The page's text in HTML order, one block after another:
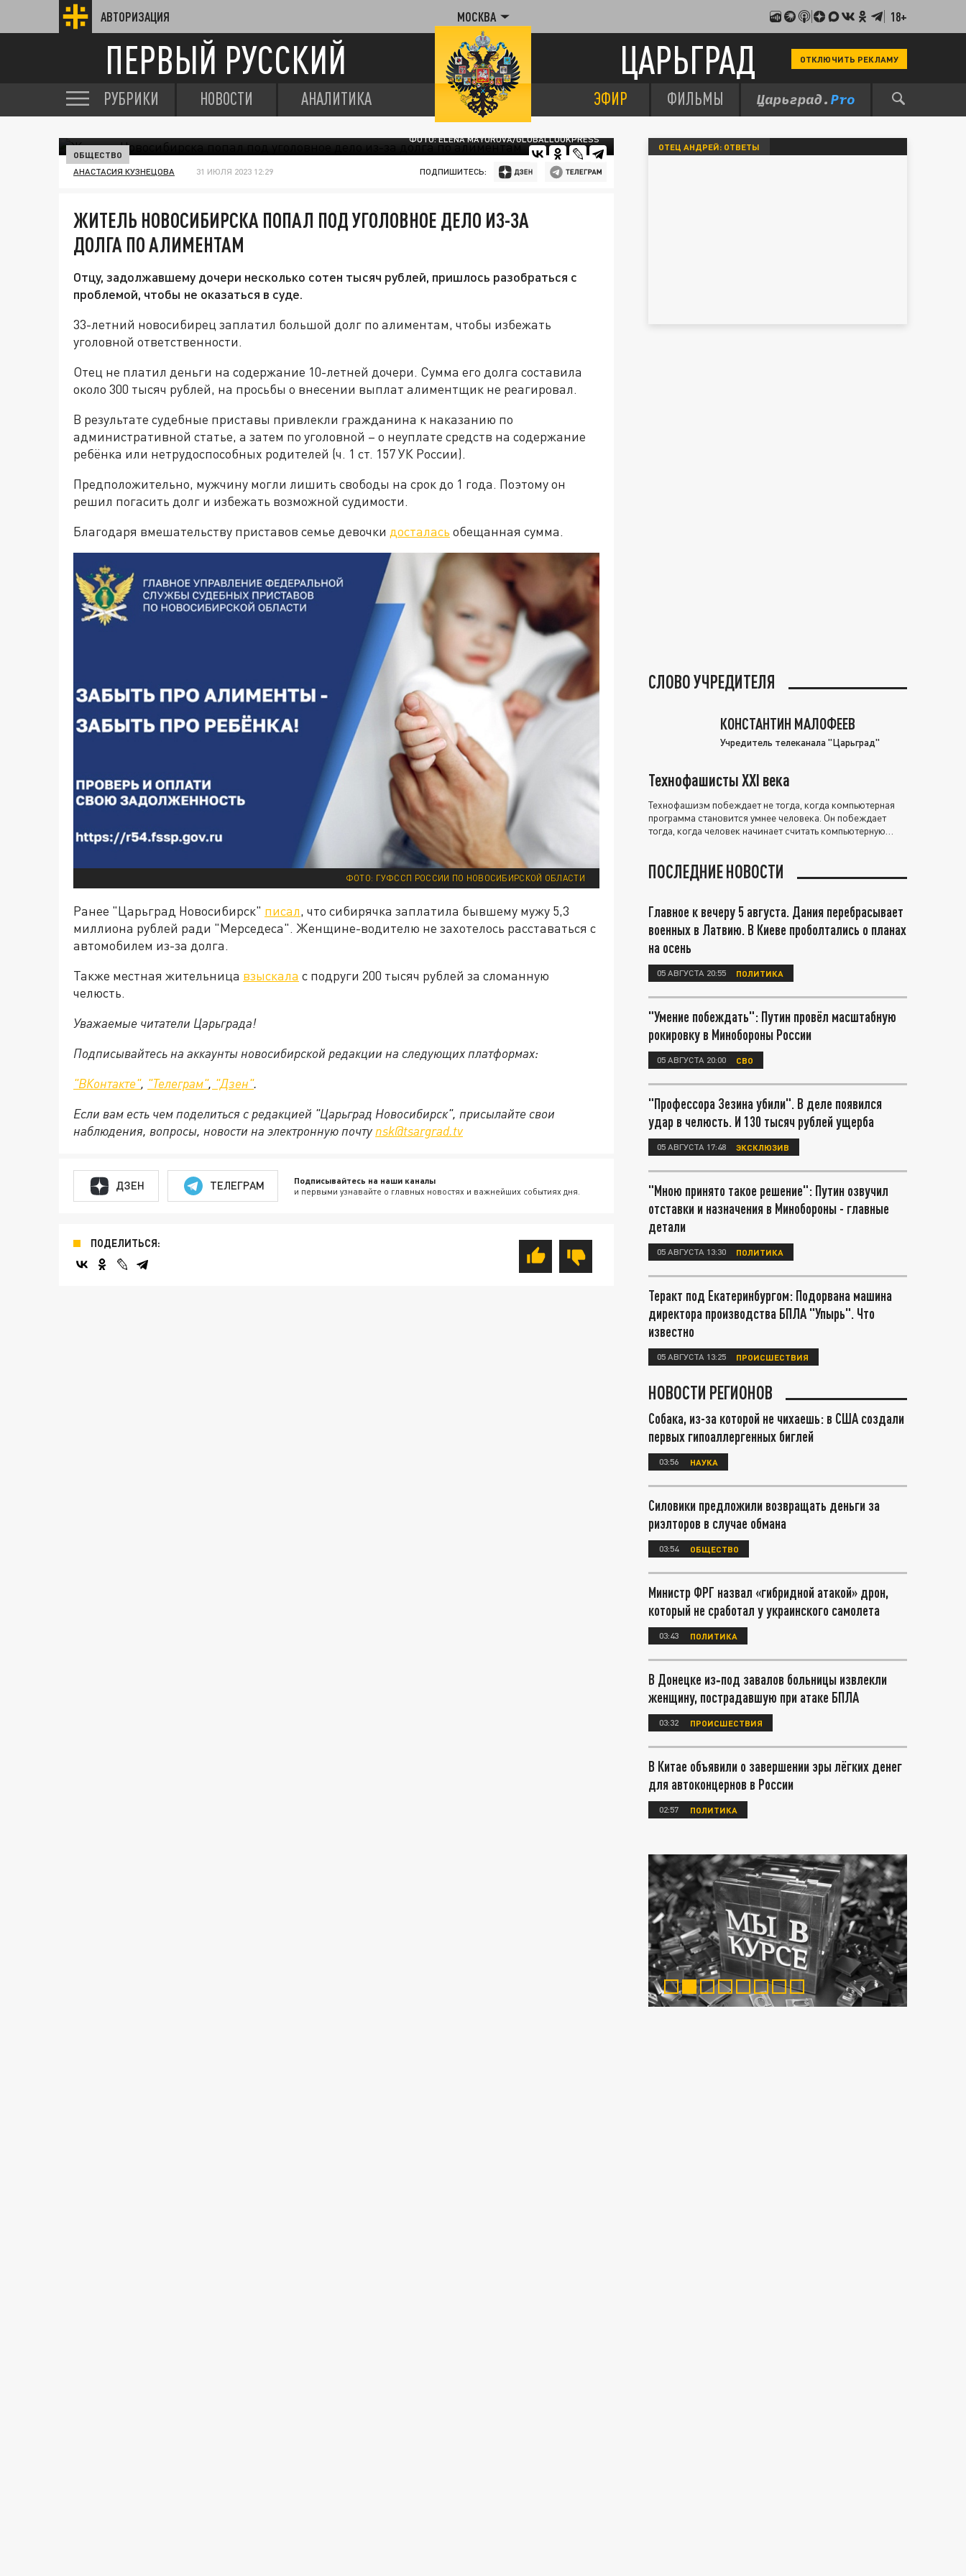
АВТОРИЗАЦИЯ МОСКВА 18+
ПЕРВЫЙ РУССКИЙ ЦАРЬГРАД ОТКЛЮЧИТЬ РЕКЛАМУ
РУБРИКИ НОВОСТИ АНАЛИТИКА ЭФИР ФИЛЬМЫ
ФОТО: ELENA MAYOROVA/GLOBALLOOKPRESS
ОБЩЕСТВО
АНАСТАСИЯ КУЗНЕЦОВА 31 ИЮЛЯ 2023 12:29 ПОДПИШИТЕСЬ:
ЖИТЕЛЬ НОВОСИБИРСКА ПОПАЛ ПОД УГОЛОВНОЕ ДЕЛО ИЗ-ЗА
ДОЛГА ПО АЛИМЕНТАМ
Отцу, задолжавшему дочери несколько сотен тысяч рублей, пришлось разобраться с
проблемой, чтобы не оказаться в суде.
33-летний новосибирец заплатил большой долг по алиментам, чтобы избежать
уголовной ответственности.
Отец не платил деньги на содержание 10-летней дочери. Сумма его долга составила
около 300 тысяч рублей, на просьбы о внесении выплат алиментщик не реагировал.
В результате судебные приставы привлекли гражданина к наказанию по
административной статье, а затем по уголовной – о неуплате средств на содержание
ребёнка или нетрудоспособных родителей (ч. 1 ст. 157 УК России).
Предположительно, мужчину могли лишить свободы на срок до 1 года. Поэтому он
решил погасить долг и избежать возможной судимости.
Благодаря вмешательству приставов семье девочки досталась обещанная сумма.
ФОТО: ГУФССП РОССИИ ПО НОВОСИБИРСКОЙ ОБЛАСТИ
Ранее "Царьград Новосибирск" писал, что сибирячка заплатила бывшему мужу 5,3
миллиона рублей ради "Мерседеса". Женщине-водителю не захотелось расставаться с
автомобилем из-за долга.
Также местная жительница взыскала с подруги 200 тысяч рублей за сломанную
челюсть.
Уважаемые читатели Царьграда!
Подписывайтесь на аккаунты новосибирской редакции на следующих платформах:
"ВКонтакте", "Телеграм", "Дзен".
Если вам есть чем поделиться с редакцией "Царьград Новосибирск", присылайте свои
наблюдения, вопросы, новости на электронную почту nsk@tsargrad.tv
ДЗЕН ТЕЛЕГРАМ Подписывайтесь на наши каналы
и первыми узнавайте о главных новостях и важнейших событиях дня.
ПОДЕЛИТЬСЯ:
ОТЕЦ АНДРЕЙ: ОТВЕТЫ
СЛОВО УЧРЕДИТЕЛЯ
КОНСТАНТИН МАЛОФЕЕВ
Учредитель телеканала "Царьград"
Технофашисты XXI века
Технофашизм побеждает не тогда, когда компьютерная
программа становится умнее человека. Он побеждает
тогда, когда человек начинает считать компьютерную
ПОСЛЕДНИЕ НОВОСТИ
Главное к вечеру 5 августа. Дания перебрасывает
военных в Латвию. В Киеве проболтались о планах
на осень
05 АВГУСТА 20:55 ПОЛИТИКА
"Умение побеждать": Путин провёл масштабную
рокировку в Минобороны России
05 АВГУСТА 20:00 СВО
"Профессора Зезина убили". В деле появился
удар в челюсть. И 130 тысяч рублей ущерба
05 АВГУСТА 17:48 ЭКСКЛЮЗИВ
"Мною принято такое решение": Путин озвучил
отставки и назначения в Минобороны - главные
детали
05 АВГУСТА 13:30 ПОЛИТИКА
Теракт под Екатеринбургом: Подорвана машина
директора производства БПЛА "Упырь". Что
известно
05 АВГУСТА 13:25 ПРОИСШЕСТВИЯ
НОВОСТИ РЕГИОНОВ
Собака, из-за которой не чихаешь: в США создали
первых гипоаллергенных биглей
03:56 НАУКА
Силовики предложили возвращать деньги за
риэлторов в случае обмана
03:54 ОБЩЕСТВО
Министр ФРГ назвал «гибридной атакой» дрон,
который не сработал у украинского самолета
03:43 ПОЛИТИКА
В Донецке из‑под завалов больницы извлекли
женщину, пострадавшую при атаке БПЛА
03:32 ПРОИСШЕСТВИЯ
В Китае объявили о завершении эры лёгких денег
для автоконцернов в России
02:57 ПОЛИТИКА